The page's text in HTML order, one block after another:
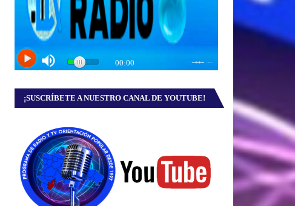
¡SUSCRÍBETE A NUESTRO CANAL DE YOUTUBE!